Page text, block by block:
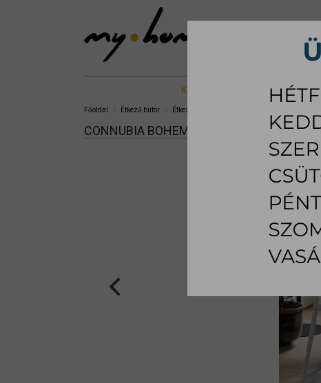
KIÁLLÍTOTT % NAPPALI
Főoldal Étkező bútor Étkezőszék
CONNUBIA BOHEME ÉTKEZŐSZÉK